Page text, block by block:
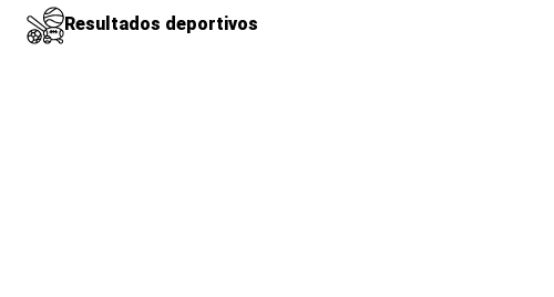
Resultados deportivos